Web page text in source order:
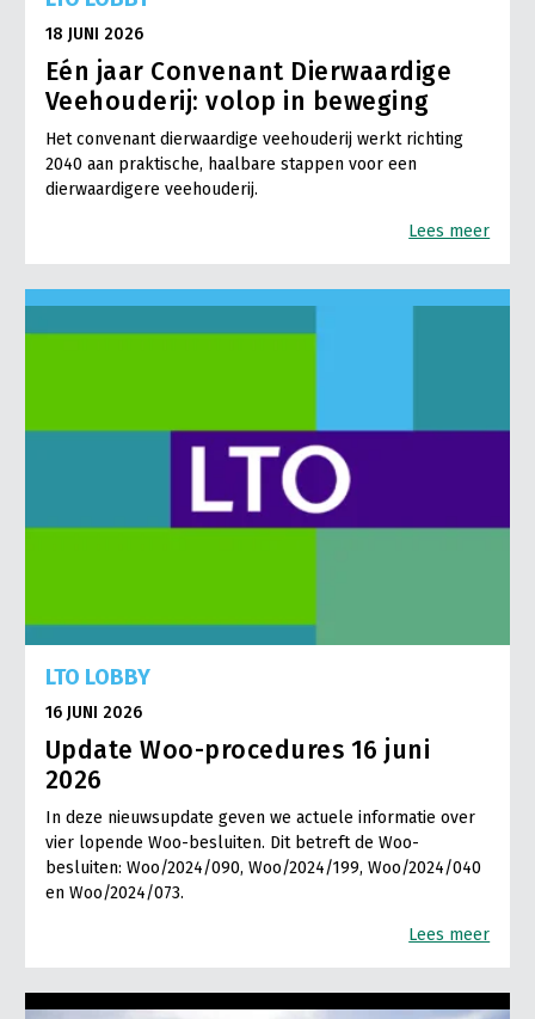
18 JUNI 2026
Eén jaar Convenant Dierwaardige
Veehouderij: volop in beweging
Het convenant dierwaardige veehouderij werkt richting
2040 aan praktische, haalbare stappen voor een
dierwaardigere veehouderij.
Lees meer
LTO LOBBY
16 JUNI 2026
Update Woo-procedures 16 juni
2026
In deze nieuwsupdate geven we actuele informatie over
vier lopende Woo-besluiten. Dit betreft de Woo-
besluiten: Woo/2024/090, Woo/2024/199, Woo/2024/040
en Woo/2024/073.
Lees meer